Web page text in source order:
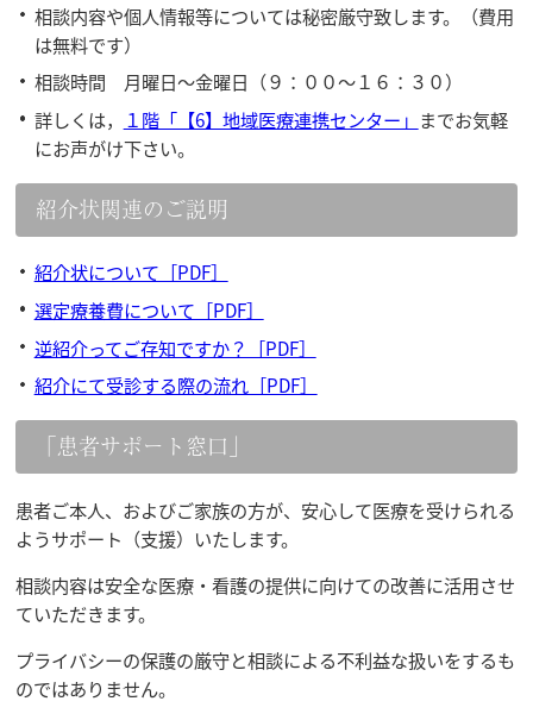
相談内容や個人情報等については秘密厳守致します。（費用
は無料です）
相談時間 月曜日〜金曜日（９：００〜１６：３０）
詳しくは，
１階「【6】地域医療連携センター」 までお気軽
にお声がけ下さい。
紹介状関連のご説明
紹介状について［PDF］
選定療養費について［PDF］
逆紹介ってご存知ですか？［PDF］
紹介にて受診する際の流れ［PDF］
「患者サポート窓口」
患者ご本人、およびご家族の方が、安心して医療を受けられる
ようサポート（支援）いたします。
相談内容は安全な医療・看護の提供に向けての改善に活用させ
ていただきます。
プライバシーの保護の厳守と相談による不利益な扱いをするも
のではありません。